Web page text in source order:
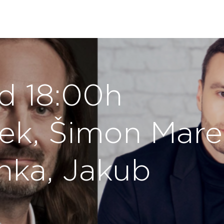
18:00h
Šimon
Jakub